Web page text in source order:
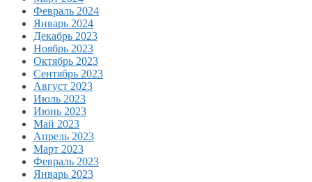
Февраль 2024
Январь 2024
Декабрь 2023
Ноябрь 2023
Октябрь 2023
Сентябрь 2023
Август 2023
Июль 2023
Июнь 2023
Май 2023
Апрель 2023
Март 2023
Февраль 2023
Январь 2023